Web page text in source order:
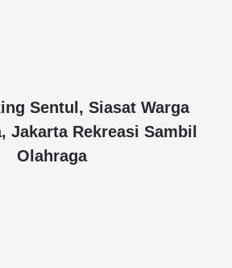
Sentul, Siasat Warga
Jakarta Rekreasi Sambil
Olahraga